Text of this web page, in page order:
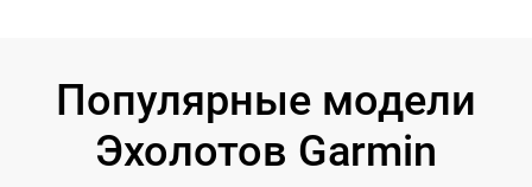
Популярные модели
Эхолотов Garmin